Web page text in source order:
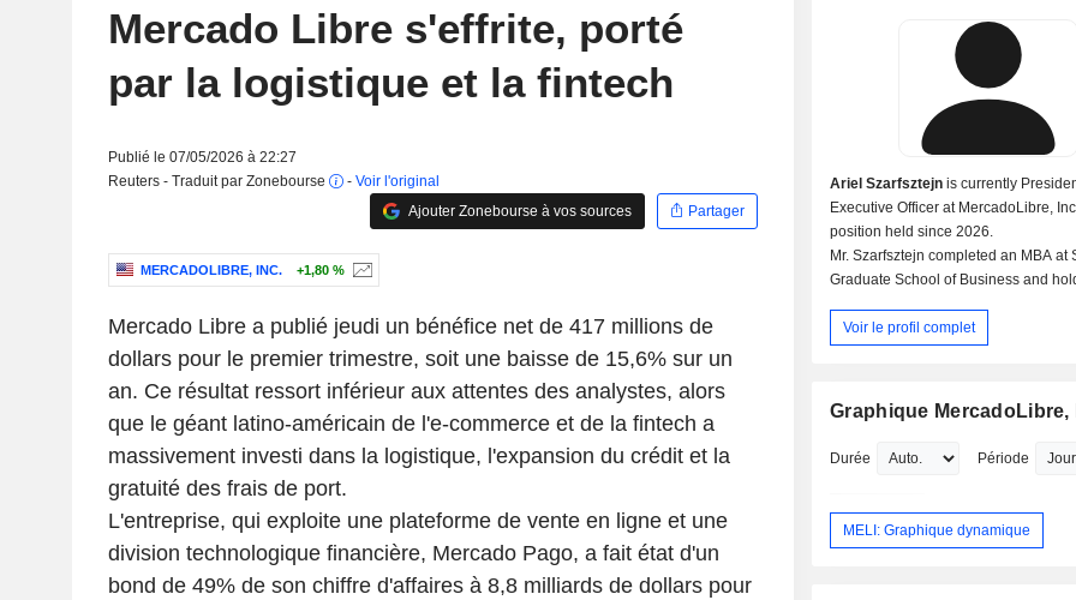
Mercado Libre s'effrite, porté
par la logistique et la fintech
Publié le 07/05/2026 à 22:27
Reuters - Traduit par Zonebourse
- Voir l'original
Ajouter Zonebourse à vos sources
Partager
MERCADOLIBRE, INC. +1,80 %
Mercado Libre a publié jeudi un bénéfice net de 417 millions de
dollars pour le premier trimestre, soit une baisse de 15,6% sur un
an. Ce résultat ressort inférieur aux attentes des analystes, alors
que le géant latino-américain de l'e-commerce et de la fintech a
massivement investi dans la logistique, l'expansion du crédit et la
gratuité des frais de port.
L'entreprise, qui exploite une plateforme de vente en ligne et une
division technologique financière, Mercado Pago, a fait état d'un
bond de 49% de son chiffre d'affaires à 8,8 milliards de dollars pour
Ariel Szarfsztejn is currently
Executive Officer at MercadoLibre,
position held since 2026.
Mr. Szarfsztejn completed an MBA at
Graduate School of Business and
Buenos Aires School of Medicine.
Voir le profil complet
Graphique MercadoLibre,
Durée Période
MELI: Graphique dynamique